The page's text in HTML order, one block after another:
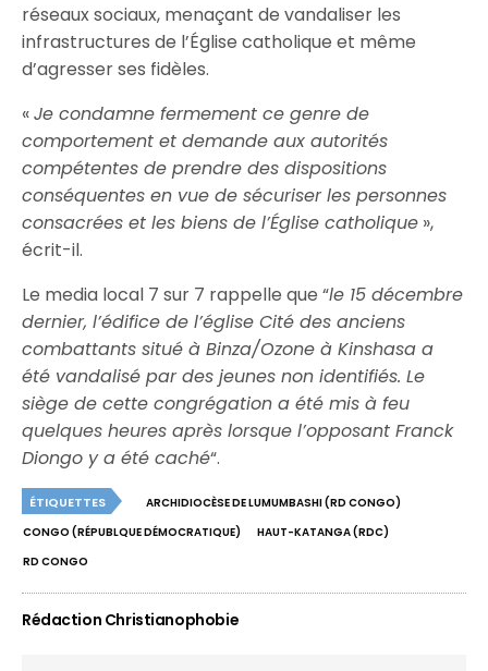
réseaux sociaux, menaçant de vandaliser les
infrastructures de l’Église catholique et même
d’agresser ses fidèles.
«Je condamne fermement ce genre de
comportement et demande aux autorités
compétentes de prendre des dispositions
conséquentes en vue de sécuriser les personnes
consacrées et les biens de l’Église catholique »,
écrit-il.
Le media local 7 sur 7 rappelle que “le 15 décembre
dernier, l’édifice de l’église Cité des anciens
combattants situé à Binza/Ozone à Kinshasa a
été vandalisé par des jeunes non identifiés. Le
siège de cette congrégation a été mis à feu
quelques heures après lorsque l’opposant Franck
Diongo y a été caché“.
ÉTIQUETTES
ARCHIDIOCÈSE DE LUMUMBASHI (RD CONGO)
CONGO (RÉPUBLQUE DÉMOCRATIQUE)
HAUT-KATANGA (RDC)
RD CONGO
Rédaction Christianophobie